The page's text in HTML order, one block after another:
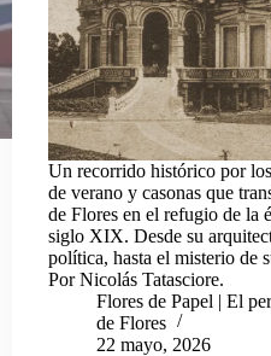
Un recorrido histórico por
de verano y casonas que
de Flores en el refugio de la
siglo XIX. Desde su
política, hasta el misterio de
Por Nicolás Tatasciore.
Flores de Papel | El
de Flores
22 mayo, 2026